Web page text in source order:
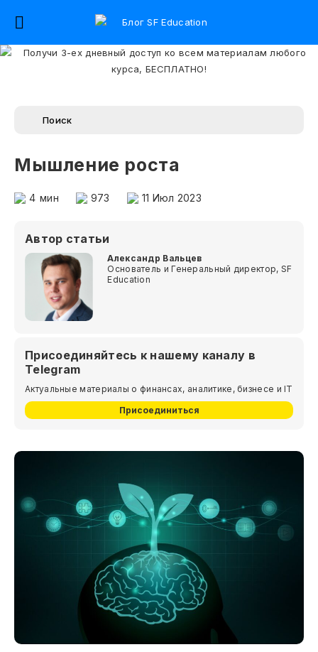
Мышление роста
4 мин 973 11 Июл 2023
Автор статьи
Александр Вальцев
Основатель и Генеральный директор, SF
Education
Присоединяйтесь к нашему каналу в
Telegram
Актуальные материалы о финансах, аналитике, бизнесе и IT
Присоединиться